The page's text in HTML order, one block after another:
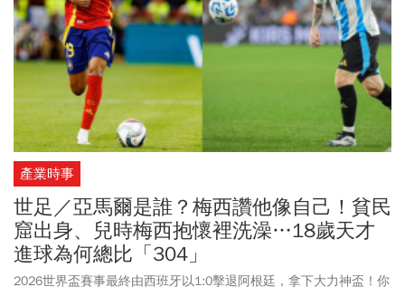
產業時事
世足／亞馬爾是誰？梅西讚他像自己！貧民
窟出身、兒時梅西抱懷裡洗澡…18歲天才
進球為何總比「304」
2026世界盃賽事最終由西班牙以1:0擊退阿根廷，拿下大力神盃！你